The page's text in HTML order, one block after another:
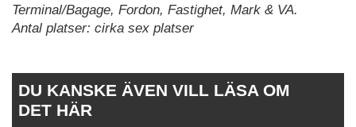
Terminal/Bagage, Fordon, Fastighet, Mark & VA.
Antal platser: cirka sex platser
DU KANSKE ÄVEN VILL LÄSA OM
DET HÄR